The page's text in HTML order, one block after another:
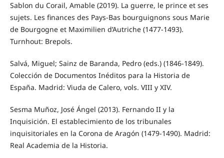
Sablon du Corail, Amable (2019). La guerre, le prince et ses
sujets. Les finances des Pays-Bas bourguignons sous Marie
de Bourgogne et Maximilien d’Autriche (1477-1493).
Turnhout: Brepols.
Salvá, Miguel; Sainz de Baranda, Pedro (eds.) (1846-1849).
Colección de Documentos Inéditos para la Historia de
España. Madrid: Viuda de Calero, vols. VIII y XIV.
Sesma Muñoz, José Ángel (2013). Fernando II y la
Inquisición. El establecimiento de los tribunales
inquisitoriales en la Corona de Aragón (1479-1490). Madrid:
Real Academia de la Historia.